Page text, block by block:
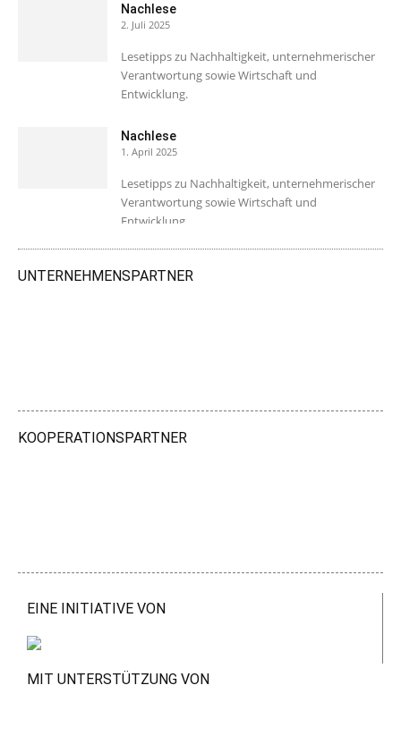
Nachlese
2. Juli 2025
Lesetipps zu Nachhaltigkeit, unternehmerischer
Verantwortung sowie Wirtschaft und
Entwicklung.
Nachlese
1. April 2025
Lesetipps zu Nachhaltigkeit, unternehmerischer
Verantwortung sowie Wirtschaft und
Entwicklung.
UNTERNEHMENSPARTNER
KOOPERATIONSPARTNER
EINE INITIATIVE VON
MIT UNTERSTÜTZUNG VON